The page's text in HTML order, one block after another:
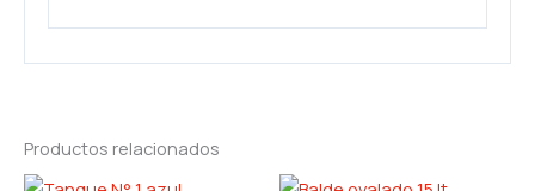
Productos relacionados